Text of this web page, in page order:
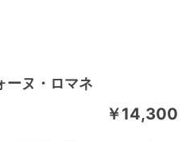
ーヌ・ロマネ
￥14,300